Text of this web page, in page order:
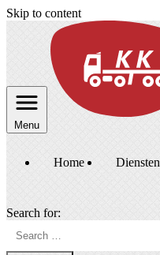
Skip to content
Menu
Home Diensten
Search for: